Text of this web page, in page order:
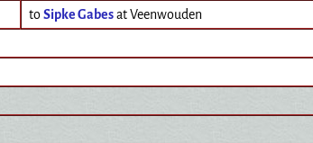
toSipke Gabesat Veenwouden